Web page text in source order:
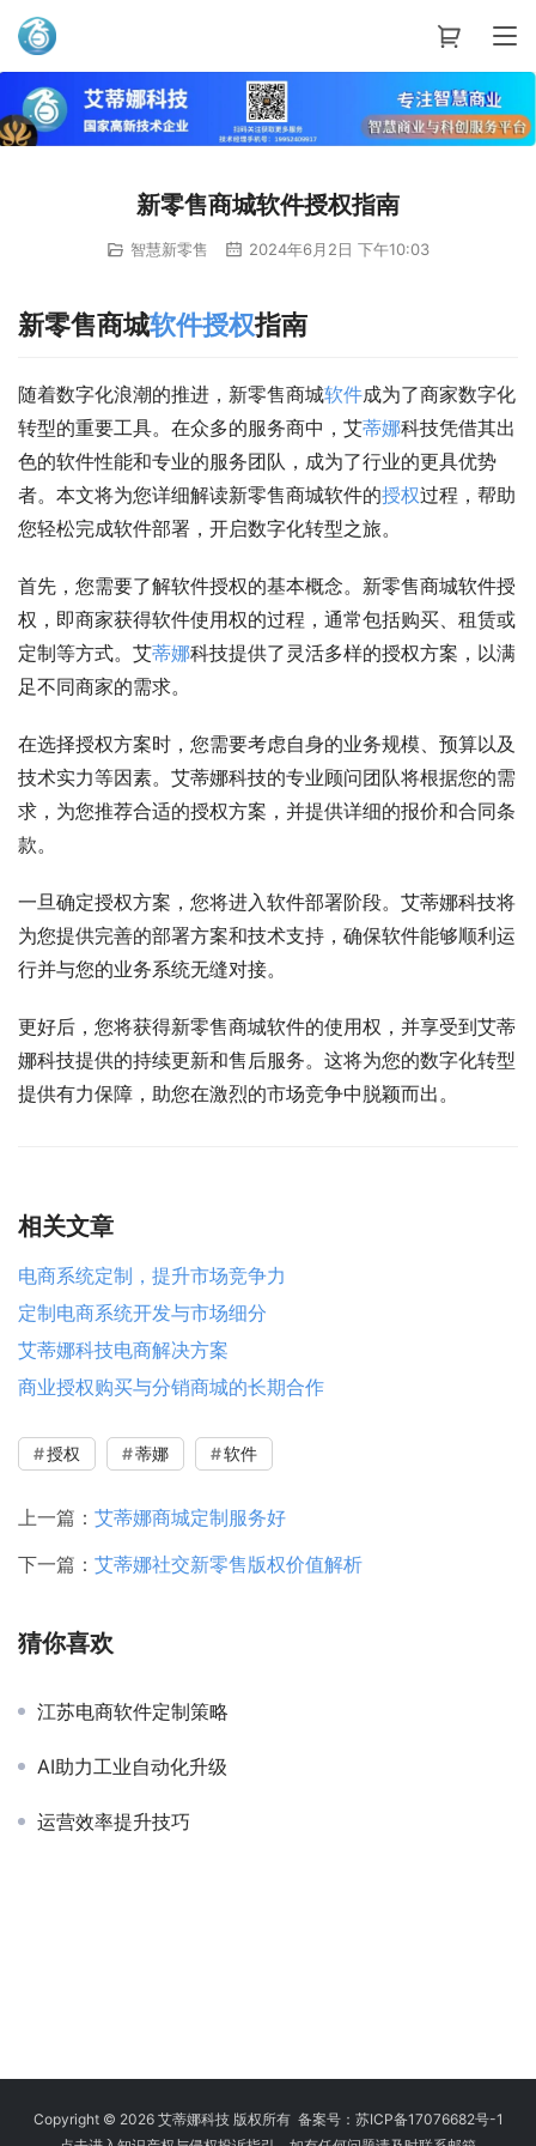
艾蒂娜科技
新零售商城软件授权指南
智慧新零售 2024年6月2日 下午10:03
新零售商城软件授权指南
随着数字化浪潮的推进，新零售商城软件成为了商家数字化
转型的重要工具。在众多的服务商中，艾蒂娜科技凭借其出
色的软件性能和专业的服务团队，成为了行业的更具优势
者。本文将为您详细解读新零售商城软件的授权过程，帮助
您轻松完成软件部署，开启数字化转型之旅。
首先，您需要了解软件授权的基本概念。新零售商城软件授
权，即商家获得软件使用权的过程，通常包括购买、租赁或
定制等方式。艾蒂娜科技提供了灵活多样的授权方案，以满
足不同商家的需求。
在选择授权方案时，您需要考虑自身的业务规模、预算以及
技术实力等因素。艾蒂娜科技的专业顾问团队将根据您的需
求，为您推荐合适的授权方案，并提供详细的报价和合同条
款。
一旦确定授权方案，您将进入软件部署阶段。艾蒂娜科技将
为您提供完善的部署方案和技术支持，确保软件能够顺利运
行并与您的业务系统无缝对接。
更好后，您将获得新零售商城软件的使用权，并享受到艾蒂
娜科技提供的持续更新和售后服务。这将为您的数字化转型
提供有力保障，助您在激烈的市场竞争中脱颖而出。
相关文章
电商系统定制，提升市场竞争力
定制电商系统开发与市场细分
艾蒂娜科技电商解决方案
商业授权购买与分销商城的长期合作
授权 蒂娜 软件
上一篇： 艾蒂娜商城定制服务好
下一篇： 艾蒂娜社交新零售版权价值解析
猜你喜欢
江苏电商软件定制策略
AI助力工业自动化升级
运营效率提升技巧
Copyright © 2026 艾蒂娜科技 版权所有 备案号： 苏ICP备17076682号-1